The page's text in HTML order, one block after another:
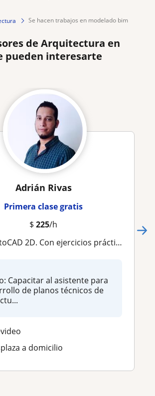
se hacen trabajos en modelado bim
de Arquitectura en
pueden interesarte
Adrián Rivas
Primera clase gratis
$ 225/h
2D. Con ejercicios prácticos
Capacitar al asistente para
de planos técnicos de
a domicilio